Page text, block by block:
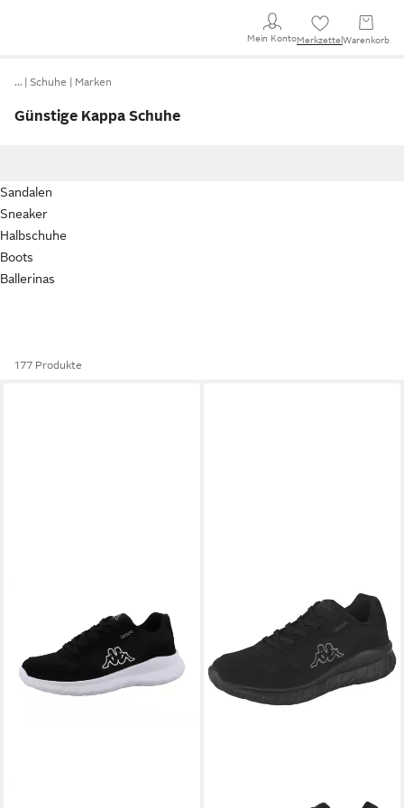
Mein KontoMerkzettel Warenkorb
… Schuhe Marken
Günstige Kappa Schuhe
Sandalen
Sneaker
Halbschuhe
Boots
Ballerinas
177 Produkte